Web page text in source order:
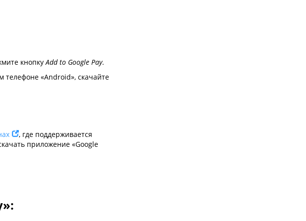
кнопкуAdd to Google Pay.
телефоне «Android», скачайте
, где поддерживается
приложение «Google